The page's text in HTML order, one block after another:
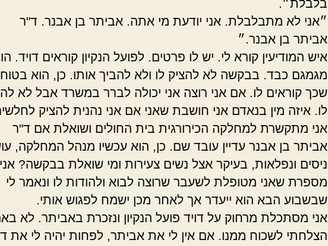
בלבלת״.
״אני לא מתבלבלת. אני יודעת מי אתה. אביתר בן אבנר. ד"ר
אביתר בן אבנר.״
איש המודיעין קורא לי. יש לו פרטים. לפועל הנקיון קוראים דויד.
מגמגם כבד. בבקשה לא להציק לו ולא להביך אותו. כן, הוא בטוח
שכך קוראים לו. אם אני רוצה אני יכולה לברר במשרד אבל לא
לו. איזה מין בנאדם אני חושבת שאני אם אני נהנית להציק
אני מתקשרת למחלקה הכירורגית בית החולים ושואלת אם ד"ר
אביתר בן אבנר עדיין עובד שם. כן, הוא עכשיו מנהל המחלקה,
ניסים ונפלאות, בעיקר אצל נשים צעירות ומי שואלת בבקשה? אני
מספרת שאני מטופלת לשעבר שרוצה לבוא ולהודות לו ונאמר לי
שבשבוע הבא הוא ייעדר אך לאחר מכן ישמח לפגוש אותי.
אני מסתכלת מרחוק על דויד פועל הנקיון ונזכרת באביתר. לא
הצלחתי לשכוח ממנו. אם אין לי את אביתר, לפחות יהיה לי את